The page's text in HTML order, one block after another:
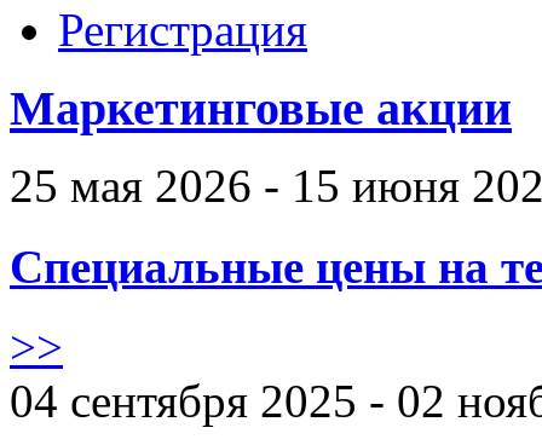
Регистрация
Маркетинговые акции
25 мая 2026 - 15 июня
Специальные цены на
>>
04 сентября 2025 - 02